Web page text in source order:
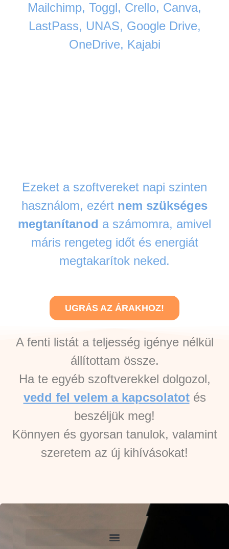
Mailchimp, Toggl, Crello, Canva,
LastPass, UNAS, Google Drive,
OneDrive, Kajabi
Ezeket a szoftvereket napi szinten
használom, ezért nem szükséges
megtanítanod a számomra, amivel
máris rengeteg időt és energiát
megtakarítok neked.
UGRÁS AZ ÁRAKHOZ!
A fenti listát a teljesség igénye nélkül
állítottam össze.
Ha te egyéb szoftverekkel dolgozol,
vedd fel velem a kapcsolatot és
beszéljük meg!
Könnyen és gyorsan tanulok, valamint
szeretem az új kihívásokat!